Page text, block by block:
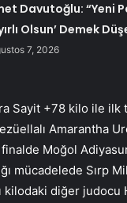
Davutoğlu: “Yeni
Olsun’ Demek
7, 2026
Sayit +78 kilo ile ilk
Amarantha
finalde Moğol
mücadelede Sırp
kilodaki diğer judocu